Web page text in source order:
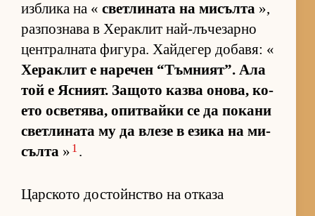
из­б­лика на « свет­ли­ната на ми­сълта »,
раз­поз­нава в Хе­рак­лит най-лъ­че­зарно
цен­т­рал­ната фи­гу­ра. Хай­де­гер до­ба­вя: «
Хе­рак­лит е на­ре­чен “Тъм­ни­ят”. Ала
той е Яс­ни­ят. За­щото казва оно­ва, ко­
ето ос­ве­тя­ва, опит­вайки се да по­кани
свет­ли­ната му да влезе в езика на ми­
сълта » 1 .
Царското достойнство на отказа